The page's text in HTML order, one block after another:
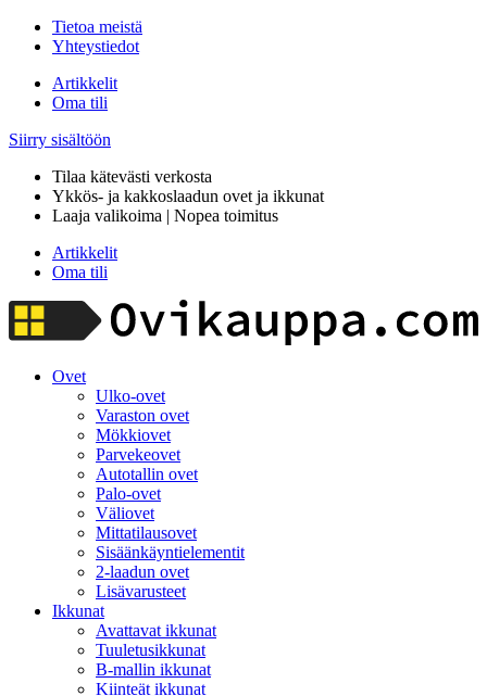
Tietoa meistä
Yhteystiedot
Artikkelit
Oma tili
Siirry sisältöön
Tilaa kätevästi verkosta
Ykkös- ja kakkoslaadun ovet ja ikkunat
Laaja valikoima | Nopea toimitus
Artikkelit
Oma tili
Ovet
Ulko-ovet
Varaston ovet
Mökkiovet
Parvekeovet
Autotallin ovet
Palo-ovet
Väliovet
Mittatilausovet
Sisäänkäyntielementit
2-laadun ovet
Lisävarusteet
Ikkunat
Avattavat ikkunat
Tuuletusikkunat
B-mallin ikkunat
Kiinteät ikkunat